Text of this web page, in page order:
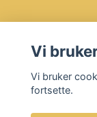
Øvre
Les mer
Vi
Vi bruker
fortsette.